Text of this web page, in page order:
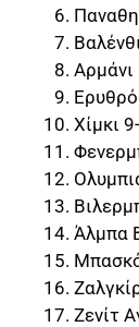
Χίμκι
Άλμπα
Ζενίτ